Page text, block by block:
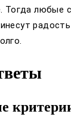
Тогда любые
радость